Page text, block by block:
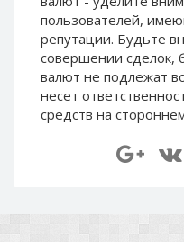
пользователей,
репутации. Будьте
совершении сделок,
валют не подлежат
несет
средств на
Payoneer EUR
Revolut Binance USD
(BUSD)
Revolut USD
Global24 UAH